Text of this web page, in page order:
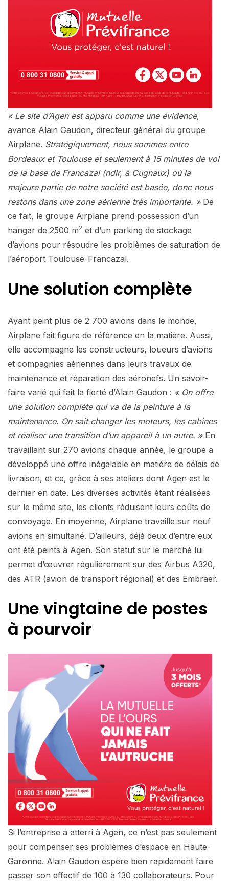
« Le site d’Agen est apparu comme une évidence,
avance Alain Gaudon, directeur général du groupe
Airplane. Stratégiquement, nous sommes entre
Bordeaux et Toulouse et seulement à 15 minutes de vol
de la base de Francazal (ndlr, à Cugnaux) où la
majeure partie de notre société est basée, donc nous
restons dans une zone aérienne très importante. »De
ce fait, le groupe Airplane prend possession d’un
hangar de 2500 m2 et d’un parking de stockage
d’avions pour résoudre les problèmes de saturation de
l’aéroport Toulouse-Francazal.
Une solution complète
Ayant peint plus de 2 700 avions dans le monde,
Airplane fait figure de référence en la matière. Aussi,
elle accompagne les constructeurs, loueurs d’avions
et compagnies aériennes dans leurs travaux de
maintenance et réparation des aéronefs. Un savoir-
faire varié qui fait la fierté d’Alain Gaudon : « On offre
une solution complète qui va de la peinture à la
maintenance. On sait changer les moteurs, les cabines
et réaliser une transition d’un appareil à un autre. »En
travaillant sur 270 avions chaque année, le groupe a
développé une offre inégalable en matière de délais de
livraison, et ce, grâce à ses ateliers dont Agen est le
dernier en date. Les diverses activités étant réalisées
sur le même site, les clients réduisent leurs coûts de
convoyage. En moyenne, Airplane travaille sur neuf
avions en simultané. D’ailleurs, déjà deux d’entre eux
ont été peints à Agen. Son statut sur le marché lui
permet d’œuvrer régulièrement sur des Airbus A320,
des ATR (avion de transport régional) et des Embraer.
Une vingtaine de postes
à pourvoir
Si l’entreprise a atterri à Agen, ce n’est pas seulement
pour compenser ses problèmes d’espace en Haute-
Garonne. Alain Gaudon espère bien rapidement faire
passer son effectif de 100 à 130 collaborateurs. Pour